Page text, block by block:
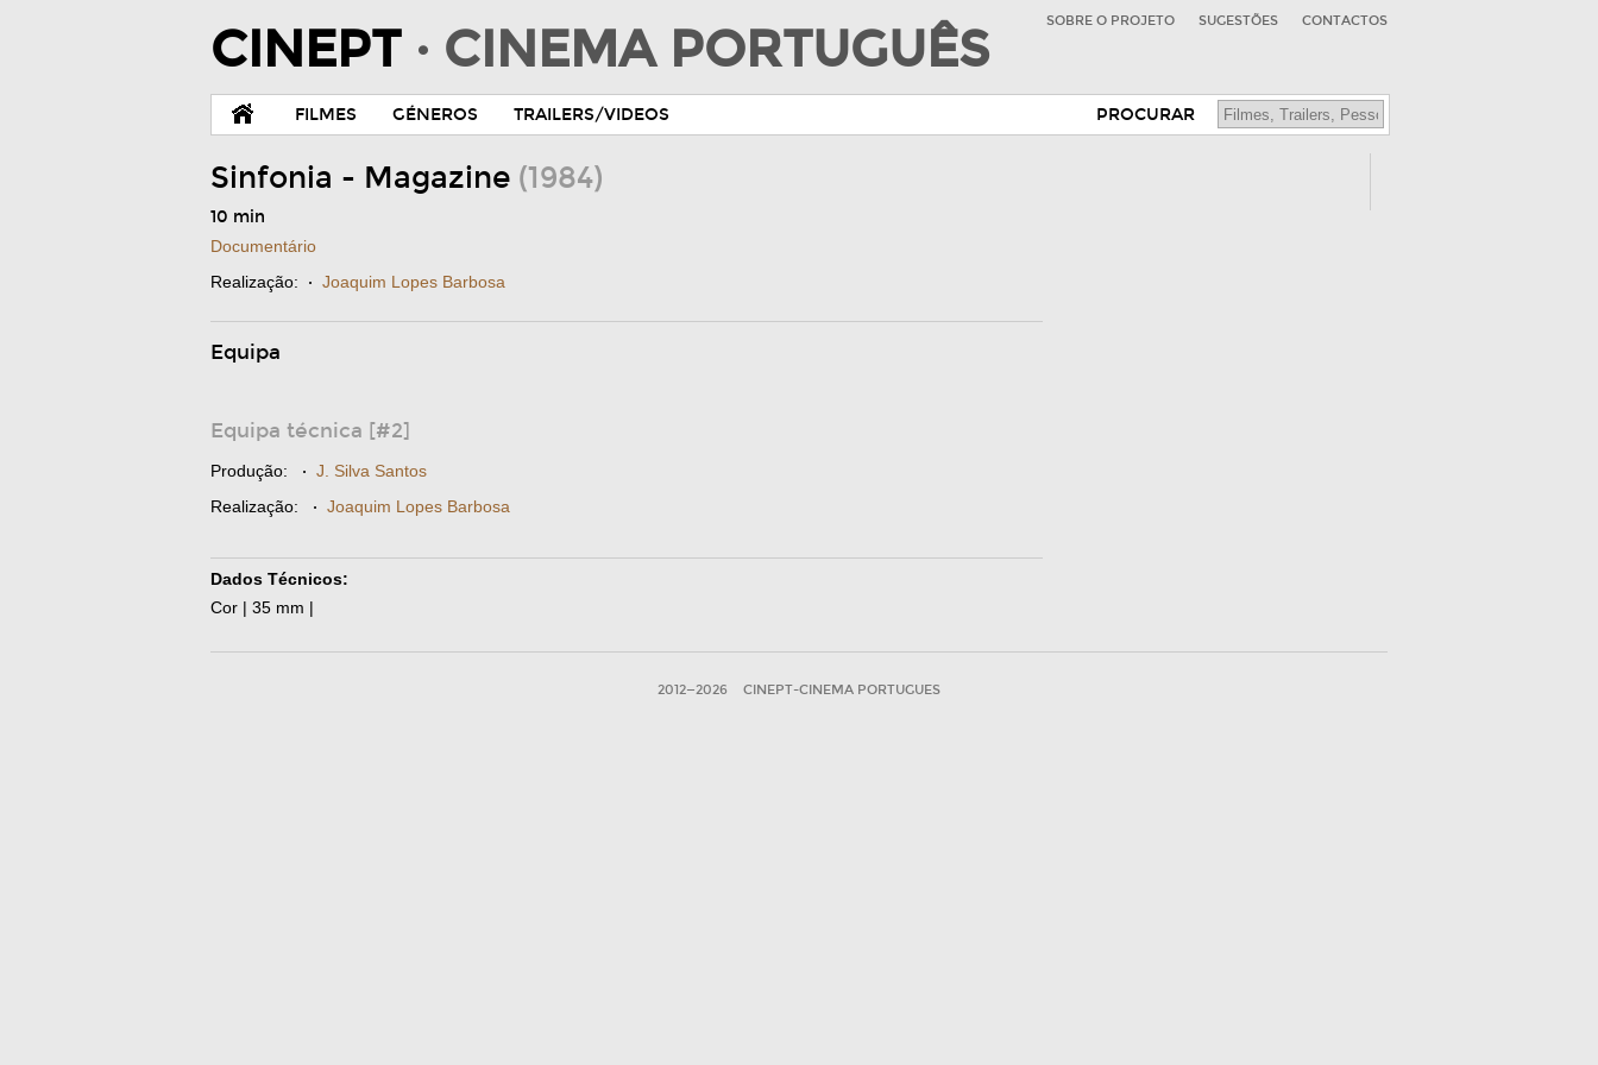
CINEPT · CINEMA PORTUGUÊS SOBRE O PROJETO SUGESTÕES CONTACTOS
FILMES GÉNEROS TRAILERS/VIDEOS PROCURAR
Sinfonia - Magazine (1984)
10 min
Documentário
Realização: · Joaquim Lopes Barbosa
Equipa
Equipa técnica [#2]
Produção: · J. Silva Santos
Realização: · Joaquim Lopes Barbosa
Dados Técnicos:
Cor | 35 mm |
2012—2026 CINEPT-CINEMA PORTUGUES